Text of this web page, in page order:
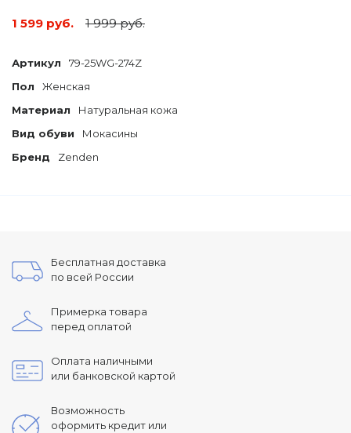
1 599 руб. 1 999 руб.
Артикул
79-25WG-274Z
Пол
Женская
Материал
Натуральная кожа
Вид обуви
Мокасины
Бренд
Zenden
Бесплатная доставка
по всей России
Примерка товара
перед оплатой
Оплата наличными
или банковской картой
Возможность
оформить кредит или